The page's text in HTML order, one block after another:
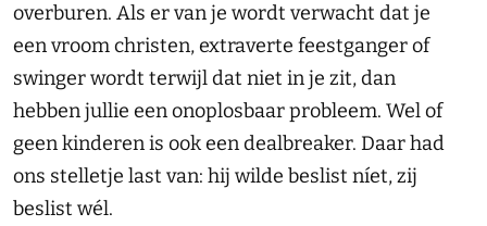
overburen. Als er van je wordt verwacht dat je
een vroom christen, extraverte feestganger of
swinger wordt terwijl dat niet in je zit, dan
hebben jullie een onoplosbaar probleem. Wel of
geen kinderen is ook een dealbreaker. Daar had
ons stelletje last van: hij wilde beslist níet, zij
beslist wél.